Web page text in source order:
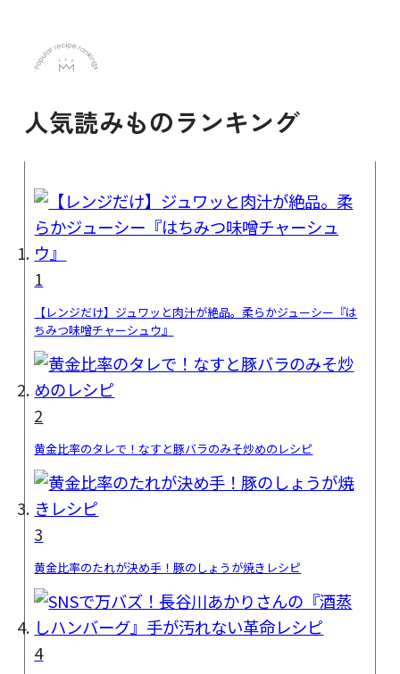
人気読みものランキング
1
【レンジだけ】ジュワッと肉汁が絶品。柔らかジューシー『は
ちみつ味噌チャーシュウ』
2
黄金比率のタレで！なすと豚バラのみそ炒めのレシピ
3
黄金比率のたれが決め手！豚のしょうが焼きレシピ
4